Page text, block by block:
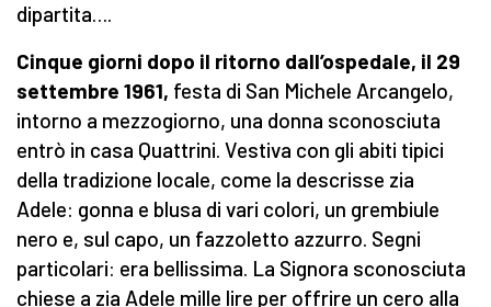
dipartita….
Cinque giorni dopo il ritorno dall’ospedale, il 29
settembre 1961, festa di San Michele Arcangelo,
intorno a mezzogiorno, una donna sconosciuta
entrò in casa Quattrini. Vestiva con gli abiti tipici
della tradizione locale, come la descrisse zia
Adele: gonna e blusa di vari colori, un grembiule
nero e, sul capo, un fazzoletto azzurro. Segni
particolari: era bellissima. La Signora sconosciuta
chiese a zia Adele mille lire per offrire un cero alla